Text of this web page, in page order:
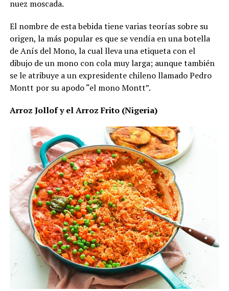
nuez moscada.
El nombre de esta bebida tiene varias teorías sobre su
origen, la más popular es que se vendía en una botella
de Anís del Mono, la cual lleva una etiqueta con el
dibujo de un mono con cola muy larga; aunque también
se le atribuye a un expresidente chileno llamado Pedro
Montt por su apodo “el mono Montt”.
Arroz Jollof y el Arroz Frito (Nigeria)